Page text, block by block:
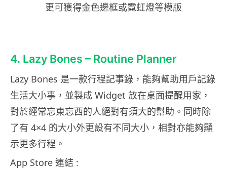
更可獲得金色邊框或霓虹燈等模版
4. Lazy Bones – Routine Planner
Lazy Bones 是一款行程記事錄，能夠幫助用戶記錄
生活大小事，並製成 Widget 放在桌面提醒用家，
對於經常忘東忘西的人絕對有須大的幫助。同時除
了有 4×4 的大小外更設有不同大小，相對亦能夠顯
示更多行程。
App Store 連結 :